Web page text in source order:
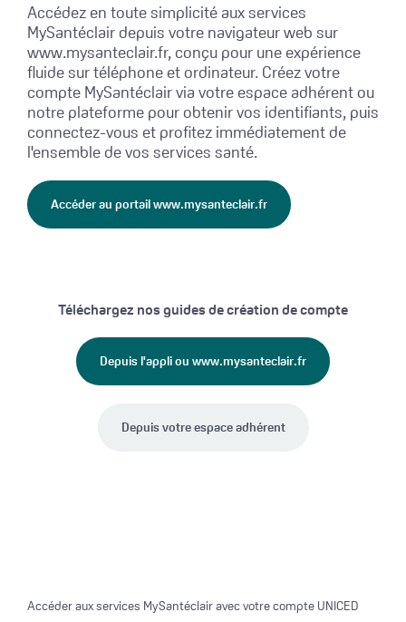
Accédez en toute simplicité aux services
MySantéclair depuis votre navigateur web sur
www.mysanteclair.fr, conçu pour une expérience
fluide sur téléphone et ordinateur. Créez votre
compte MySantéclair via votre espace adhérent ou
notre plateforme pour obtenir vos identifiants, puis
connectez-vous et profitez immédiatement de
l'ensemble de vos services santé.
Accéder au portail www.mysanteclair.fr
Téléchargez nos guides de création de compte
Depuis l'appli ou www.mysanteclair.fr
Depuis votre espace adhérent
Accéder aux services MySantéclair avec votre compte UNICED